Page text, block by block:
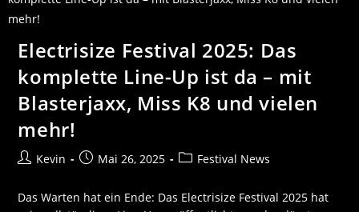
Electrisize Festival 2025: Das
komplette Line-Up ist da – mit
Blasterjaxx, Miss K8 und vielen
mehr!
Kevin Mai 26, 2025 Festival News
Das Warten hat ein Ende: Das Electrisize Festival 2025 hat